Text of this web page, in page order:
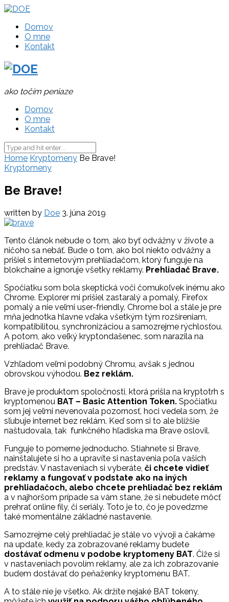
Domov
O mne
Kontakt
ako točím peniaze
Domov
O mne
Kontakt
Home Kryptomeny Be Brave!
Kryptomeny
Be Brave!
written by Doe 3. júna 2019
Tento článok nebude o tom, ako byť odvážny v živote a
ničoho sa nebáť. Bude o tom, ako bol niekto odvážny a
prišiel s internetovým prehliadačom, ktorý funguje na
blokchaine a ignoruje všetky reklamy. Prehliadač Brave.
Spočiatku som bola skeptická voči čomukoľvek inému ako
Chrome. Explorer mi prišiel zastaralý a pomalý, Firefox
pomalý a nie veľmi user-friendly. Chrome bol a stále je pre
mňa jednotka hlavne vďaka všetkým tým rozšíreniam,
kompatibilitou, synchronizáciou a samozrejme rýchlosťou.
A potom, ako veľký kryptondašenec, som narazila na
prehliadač Brave.
Vzhľadom veľmi podobný Chromu, avšak s jednou
obrovskou výhodou. Bez reklám.
Brave je produktom spoločnosti, ktorá prišla na kryptotrh s
kryptomenou BAT – Basic Attention Token. Spočiatku
som jej veľmi nevenovala pozornosť, hoci vedela som, že
sľubuje internet bez reklám. Keď som si to ale bližšie
naštudovala, tak funkčného hľadiska ma Brave oslovil.
Funguje to pomerne jednoducho. Stiahnete si Brave,
nainštalujete si ho a upravíte si nastavenia poľa vašich
predstáv. V nastaveniach si vyberáte, či chcete vidieť
reklamy a fungovať v podstate ako na iných
prehliadačoch, alebo chcete prehliadač bez reklám
a v najhoršom prípade sa vám stane, že si nebudete môcť
prehrať online fily, či seriály. Toto je to, čo je povedzme
také momentálne základné nastavenie.
Samozrejme celý prehliadač je stále vo vývoji a čakáme
na update, kedy za zobrazované reklamy budete
dostávať odmenu v podobe kryptomeny BAT. Čiže si
v nastaveniach povolím reklamy, ale za ich zobrazovanie
budem dostávať do peňaženky kryptomenu BAT.
A to stále nie je všetko. Ak držíte nejaké BAT tokeny,